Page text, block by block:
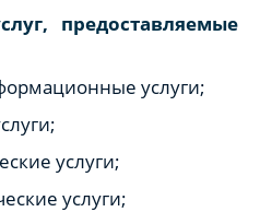
предоставляемые
услуги;
услуги;
услуги;